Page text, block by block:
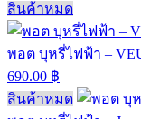
สินค้าหมด
พอต บุหรี่ไฟฟ้า –
690.00 ฿
สินค้าหมด